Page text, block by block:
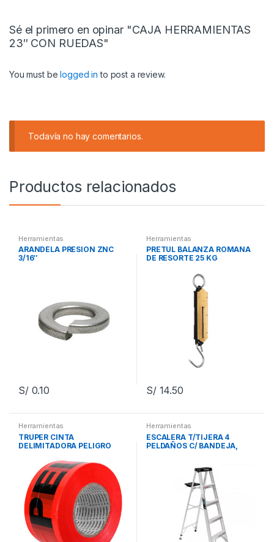
Sé el primero en opinar "CAJA HERRAMIENTAS
23″ CON RUEDAS"
You must belogged in to post a review.
Todavía no hay comentarios.
Productos relacionados
Herramientas
ARANDELA PRESION ZNC
3/16″
S/0.10
Herramientas
PRETUL BALANZA ROMANA
DE RESORTE 25 KG
S/14.50
Herramientas
TRUPER CINTA
DELIMITADORA PELIGRO
Herramientas
ESCALERA T/TIJERA 4
PELDAÑOS C/ BANDEJA,